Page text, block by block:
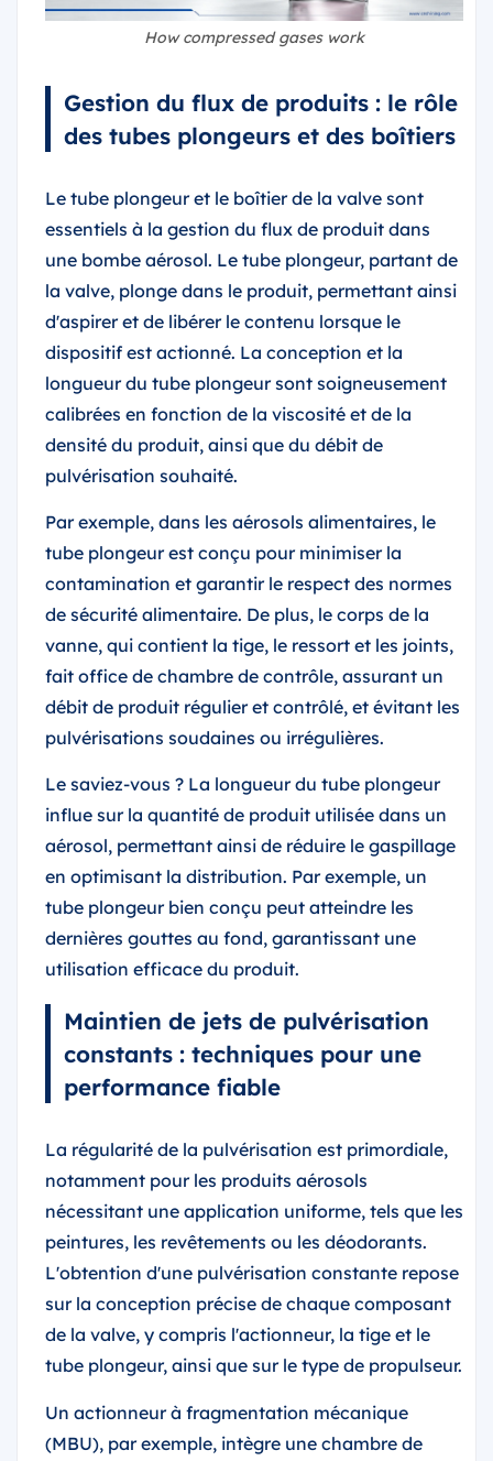
How compressed gases work
Gestion du flux de produits : le rôle
des tubes plongeurs et des boîtiers
Le tube plongeur et le boîtier de la valve sont
essentiels à la gestion du flux de produit dans
une bombe aérosol. Le tube plongeur, partant de
la valve, plonge dans le produit, permettant ainsi
d'aspirer et de libérer le contenu lorsque le
dispositif est actionné. La conception et la
longueur du tube plongeur sont soigneusement
calibrées en fonction de la viscosité et de la
densité du produit, ainsi que du débit de
pulvérisation souhaité.
Par exemple, dans les aérosols alimentaires, le
tube plongeur est conçu pour minimiser la
contamination et garantir le respect des normes
de sécurité alimentaire. De plus, le corps de la
vanne, qui contient la tige, le ressort et les joints,
fait office de chambre de contrôle, assurant un
débit de produit régulier et contrôlé, et évitant les
pulvérisations soudaines ou irrégulières.
Le saviez-vous ? La longueur du tube plongeur
influe sur la quantité de produit utilisée dans un
aérosol, permettant ainsi de réduire le gaspillage
en optimisant la distribution. Par exemple, un
tube plongeur bien conçu peut atteindre les
dernières gouttes au fond, garantissant une
utilisation efficace du produit.
Maintien de jets de pulvérisation
constants : techniques pour une
performance fiable
La régularité de la pulvérisation est primordiale,
notamment pour les produits aérosols
nécessitant une application uniforme, tels que les
peintures, les revêtements ou les déodorants.
L'obtention d'une pulvérisation constante repose
sur la conception précise de chaque composant
de la valve, y compris l'actionneur, la tige et le
tube plongeur, ainsi que sur le type de propulseur.
Un actionneur à fragmentation mécanique
(MBU), par exemple, intègre une chambre de